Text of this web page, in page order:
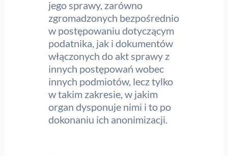
jego sprawy, zarówno
zgromadzonych bezpośrednio
w postępowaniu dotyczącym
podatnika, jak i dokumentów
włączonych do akt sprawy z
innych postępowań wobec
innych podmiotów, lecz tylko
w takim zakresie, w jakim
organ dysponuje nimi i to po
dokonaniu ich anonimizacji.